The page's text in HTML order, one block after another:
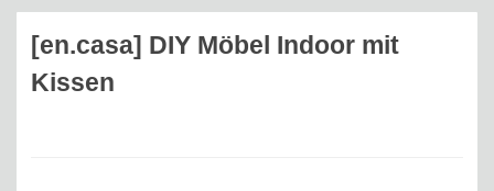
[en.casa] DIY Möbel Indoor mit
Kissen